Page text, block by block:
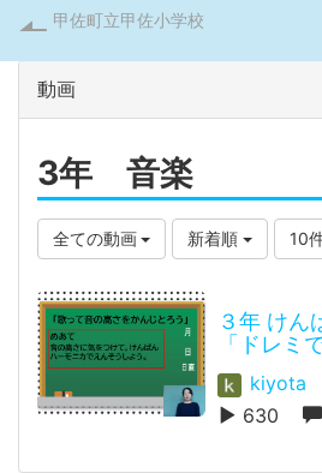
甲佐町立甲佐小学校
動画
3年 音楽
全ての動画 新着順 10
３年 けん
「ドレミ
kiyota
630